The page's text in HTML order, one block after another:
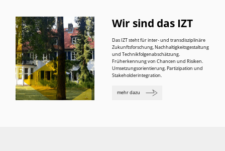
Wir sind das IZT
Das IZT steht für inter- und transdisziplinäre
Zukunftsforschung, Nachhaltigkeitsgestaltung
und Technikfolgenabschätzung.
Früherkennung von Chancen und Risiken.
Umsetzungsorientierung. Partizipation und
Stakeholderintegration.
mehr dazu